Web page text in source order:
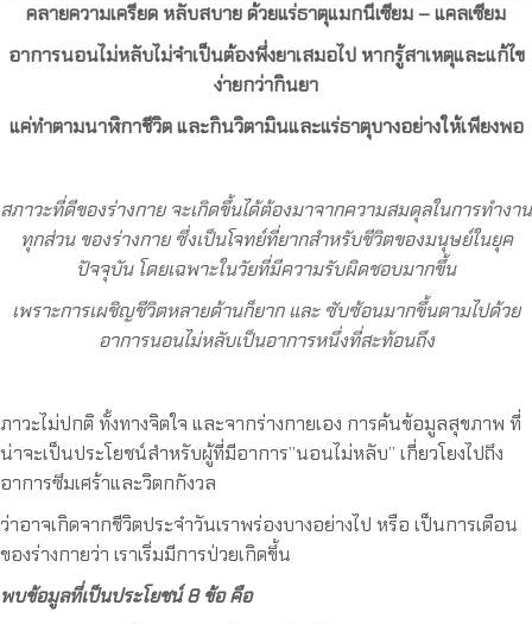
คลายความเครียด หลับสบาย ด้วยแร่ธาตุแมกนีเซียม – แคลเซียม
อาการนอนไม่หลับไม่จำเป็นต้องพึ่งยาเสมอไป หากรู้สาเหตุและแก้ไข
ง่ายกว่ากินยา
แค่ทำตามนาฬิกาชีวิต และกินวิตามินและแร่ธาตุบางอย่างให้เพียงพอ
สภาวะที่ดีของร่างกาย จะเกิดขึ้นได้ต้องมาจากความสมดุลในการทำงาน
ทุกส่วน ของร่างกาย ซึ่งเป็นโจทย์ที่ยากสำหรับชีวิตของมนุษย์ในยุค
ปัจจุบัน โดยเฉพาะในวัยที่มีความรับผิดชอบมากขึ้น
เพราะการเผชิญชีวิตหลายด้านก็ยาก และ ซับซ้อนมากขึ้นตามไปด้วย
อาการนอนไม่หลับเป็นอาการหนึ่งที่สะท้อนถึง
ภาวะไม่ปกติ ทั้งทางจิตใจ และจากร่างกายเอง การค้นข้อมูลสุขภาพ ที่
น่าจะเป็นประโยชน์สำหรับผู้ที่มีอาการ”นอนไม่หลับ” เกี่ยวโยงไปถึง
อาการซึมเศร้าและวิตกกังวล
ว่าอาจเกิดจากชีวิตประจำวันเราพร่องบางอย่างไป หรือ เป็นการเตือน
ของร่างกายว่า เราเริ่มมีการป่วยเกิดขึ้น
พบข้อมูลที่เป็นประโยชน์ 8 ข้อ คือ